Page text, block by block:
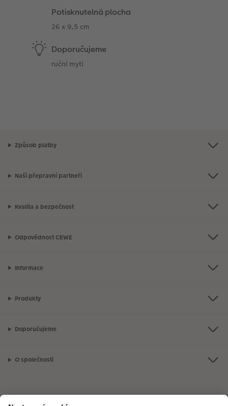
Potisknutelná plocha
26 x 9,5 cm
Doporučujeme
ruční mytí
Způsob platby
Naši přepravní partneři
Kvalita a bezpečnost
Odpovědnost CEWE
Informace
Produkty
Doporučujeme
O společnosti